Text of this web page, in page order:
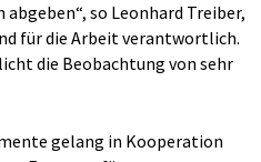
so Leonhard Treiber,
für die Arbeit verantwortlich.
die Beobachtung von sehr
gelang in Kooperation